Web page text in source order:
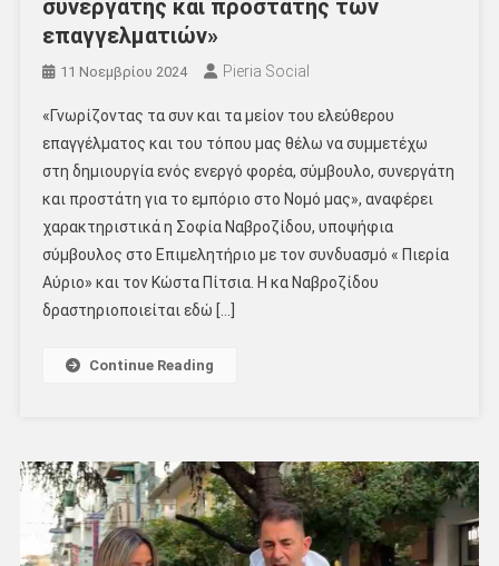
συνεργάτης και προστάτης των
επαγγελματιών»
11 Νοεμβρίου 2024 Pieria Social
«Γνωρίζοντας τα συν και τα μείον του ελεύθερου
επαγγέλματος και του τόπου μας θέλω να συμμετέχω
στη δημιουργία ενός ενεργό φορέα, σύμβουλο, συνεργάτη
και προστάτη για το εμπόριο στο Νομό μας», αναφέρει
χαρακτηριστικά η Σοφία Ναβροζίδου, υποψήφια
σύμβουλος στο Επιμελητήριο με τον συνδυασμό « Πιερία
Αύριο» και τον Κώστα Πίτσια. Η κα Ναβροζίδου
δραστηριοποιείται εδώ […]
Continue Reading